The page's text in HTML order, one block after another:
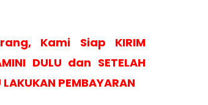
Kami Siap KIRIM
DULU dan SETELAH
PEMBAYARAN